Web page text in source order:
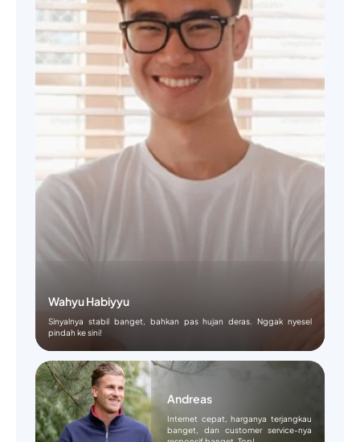
Wahyu Habiyyu
Sinyalnya stabil banget, bahkan pas hujan deras. Nggak nyesel
pindah ke sini!
Andreas
Internet cepat, harganya terjangkau
banget, dan customer service-nya